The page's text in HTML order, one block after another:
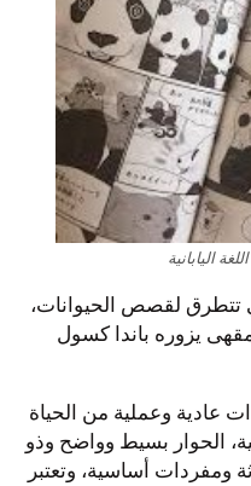
اليابانية
تتطرق لقصص الحيوانات،
يزوره باندا كسول
عادية وعملية من الحياة
الحوار بسيط وواضح وذو
ومفردات أساسية، وتعتبر